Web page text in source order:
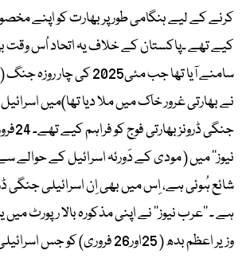
کرنے کے لیے ہنگامی طور پر بھارت کو اپنے
کیے تھے ۔پاکستان کے خلاف یہ اتحاد اُس وقت
سامنے آیا تھا جب مئی2025
نے بھارتی غرور خاک میں ملا دیا تھا)میں
نیوز‘‘ میں ( مودی کے دَورئہ اسرائیل کے
شائع ہُوئی ہے، اِس میں بھی اِن اسرائیلی جنگی
ہے ۔ ’’عرب نیوز‘‘ نے اپنی مذکورہ بالا رپورٹ میں
وزیر اعظم بدھ ( 25اور26 فروری)